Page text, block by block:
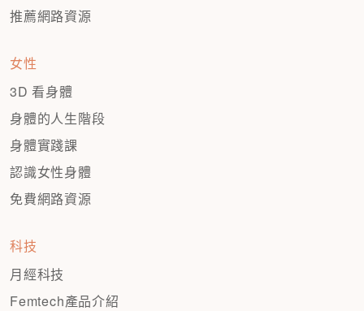
推薦網路資源
女性
3D 看身體
身體的人生階段
身體實踐課
認識女性身體
免費網路資源
科技
月經科技
Femtech產品介紹